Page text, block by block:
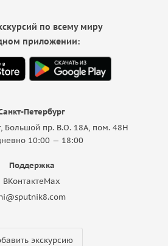
Петербург
Большой пр. В.О. 18A, пом. 48Н
10:00 — 18:00
Поддержка
ВКонтактеMax
экскурсию
по всему миру
приложении: